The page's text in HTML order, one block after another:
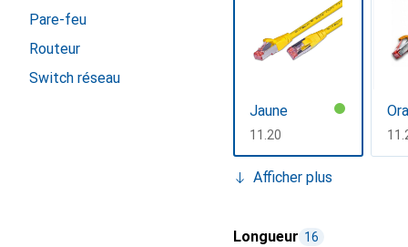
Pare-feu
Routeur
Switch réseau
Jaune
CHF
11.20
Afficher plus
Longueur 16